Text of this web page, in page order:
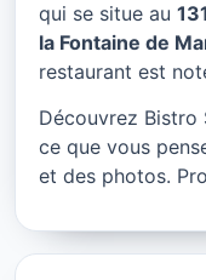
Paris
★ 4/5
qui se situe au
la Fontaine de
restaurant est
Découvrez Bistro
ce que vous
et des photos.